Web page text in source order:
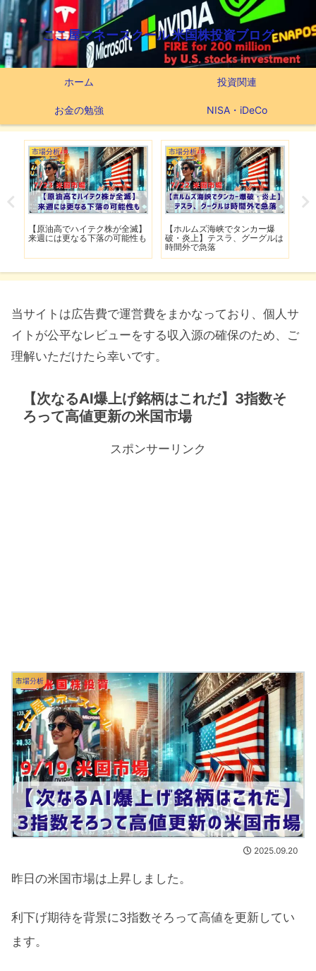
ここ屋マネースクール 米国株投資ブログ
ホーム 投資関連
お金の勉強 NISA・iDeCo
市場分析
【原油高でハイテク株が全滅】
来週には更なる下落の可能性も
市場分析
【ホルムズ海峡でタンカー爆
破・炎上】テスラ、グーグルは
時間外で急落
当サイトは広告費で運営費をまかなっており、個人サ
イトが公平なレビューをする収入源の確保のため、ご
理解いただけたら幸いです。
【次なるAI爆上げ銘柄はこれだ】3指数そ
ろって高値更新の米国市場
スポンサーリンク
市場分析
2025.09.20
昨日の米国市場は上昇しました。
利下げ期待を背景に3指数そろって高値を更新してい
ます。